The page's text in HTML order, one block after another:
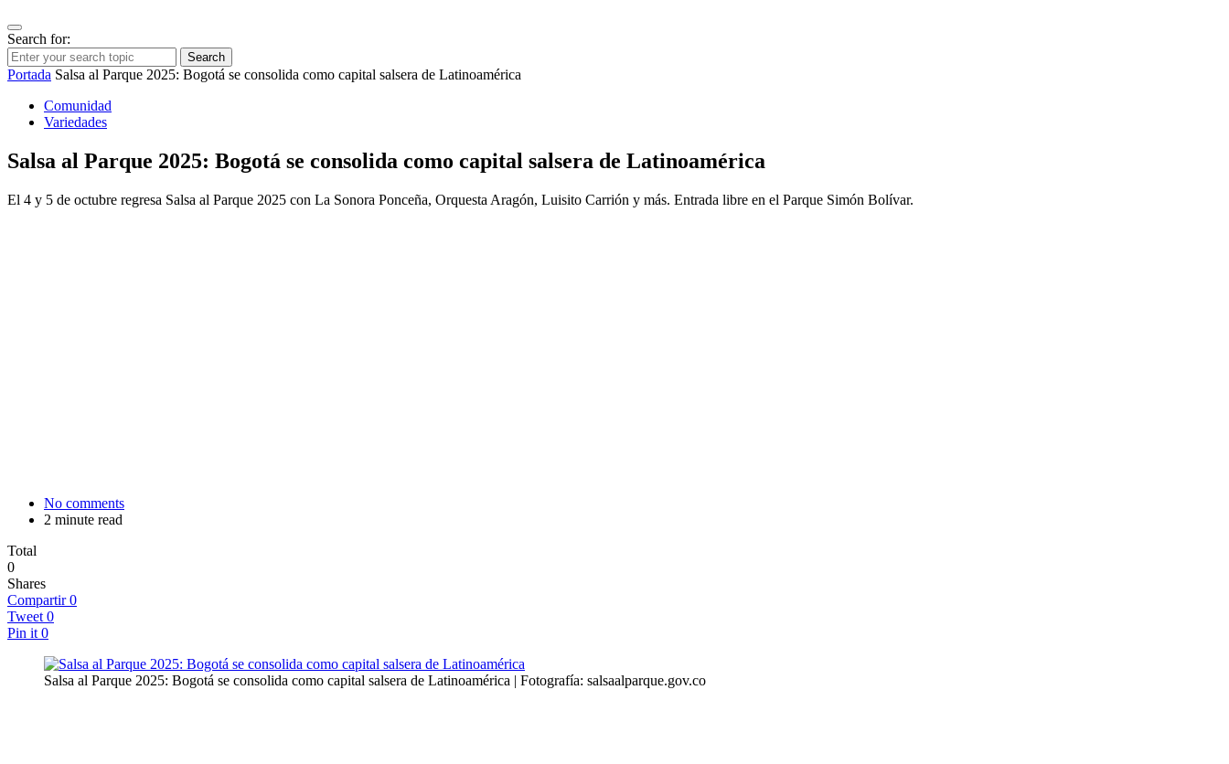
Search for:
Search
Portada Salsa al Parque 2025: Bogotá se consolida como capital salsera de Latinoamérica
Comunidad
Variedades
Salsa al Parque 2025: Bogotá se consolida como capital salsera de Latinoamérica
El 4 y 5 de octubre regresa Salsa al Parque 2025 con La Sonora Ponceña, Orquesta Aragón, Luisito Carrión y más. Entrada libre en el Parque Simón Bolívar.
No comments
2 minute read
Total
0
Shares
Compartir 0
Tweet 0
Pin it 0
Salsa al Parque 2025: Bogotá se consolida como capital salsera de Latinoamérica | Fotografía: salsaalparque.gov.co